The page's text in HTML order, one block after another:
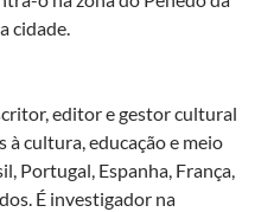
cidade.
editor e gestor cultural
cultura, educação e meio
Portugal, Espanha, França,
É investigador na